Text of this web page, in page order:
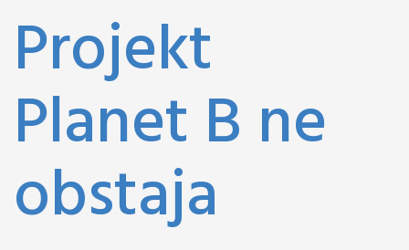
Projekt
Planet B ne
obstaja